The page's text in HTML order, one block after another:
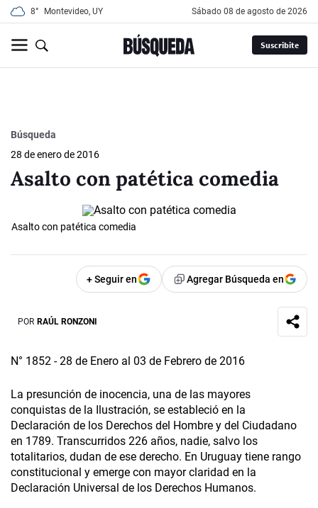
8° Montevideo, UY sábado 08 de agosto de 2026
Suscribite
Búsqueda
28 de enero de 2016
Asalto con patética comedia
Asalto con patética comedia
+ Seguir en Agregar Búsqueda en
POR RAÚL RONZONI
N° 1852 - 28 de Enero al 03 de Febrero de 2016
La presunción de inocencia, una de las mayores
conquistas de la Ilustración, se estableció en la
Declaración de los Derechos del Hombre y del Ciudadano
en 1789. Transcurridos 226 años, nadie, salvo los
totalitarios, dudan de ese derecho. En Uruguay tiene rango
constitucional y emerge con mayor claridad en la
Declaración Universal de los Derechos Humanos.